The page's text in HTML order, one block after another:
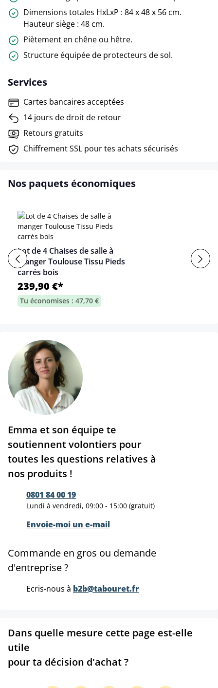
Dimensions totales HxLxP : 84 x 48 x 56 cm.
Hauteur siège : 48 cm.
Piètement en chêne ou hêtre.
Structure équipée de protecteurs de sol.
Services
Cartes bancaires acceptées
14 jours de droit de retour
Retours gratuits
Chiffrement SSL pour tes achats sécurisés
Nos paquets économiques
Lot de 4 Chaises de salle à
manger Toulouse Tissu Pieds
carrés bois
239,90 €*
Tu économises : 47,70 €
Emma et son équipe te
soutiennent volontiers pour
toutes les questions relatives à
nos produits !
0801 84 00 19
Lundi à vendredi, 09:00 - 15:00 (gratuit)
Envoie-moi un e-mail
Commande en gros ou demande
d'entreprise ?
Ecris-nous à b2b@tabouret.fr
Dans quelle mesure cette page est-elle
utile
pour ta décision d'achat ?